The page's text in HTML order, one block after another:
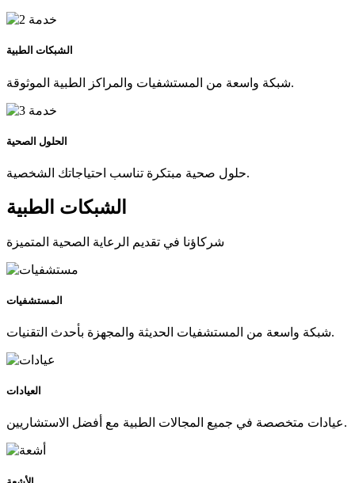
الشبكات الطبية
شبكة واسعة من المستشفيات والمراكز الطبية الموثوقة.
الحلول الصحية
حلول صحية مبتكرة تناسب احتياجاتك الشخصية.
الشبكات الطبية
شركاؤنا في تقديم الرعاية الصحية المتميزة
المستشفيات
شبكة واسعة من المستشفيات الحديثة والمجهزة بأحدث التقنيات.
العيادات
عيادات متخصصة في جميع المجالات الطبية مع أفضل الاستشاريين.